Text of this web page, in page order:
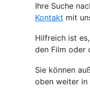
Ihre Suche
Kontakt mit
Hilfreich ist
den Film oder
Sie können
oben weiter in